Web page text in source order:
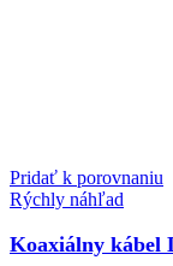
Pridať k porovnaniu
Rýchly náhľad
Koaxiálny kábel